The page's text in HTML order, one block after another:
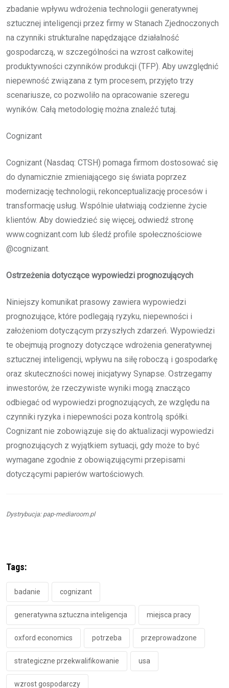
zbadanie wpływu wdrożenia technologii generatywnej
sztucznej inteligencji przez firmy w Stanach Zjednoczonych
na czynniki strukturalne napędzające działalność
gospodarczą, w szczególności na wzrost całkowitej
produktywności czynników produkcji (TFP). Aby uwzględnić
niepewność związana z tym procesem, przyjęto trzy
scenariusze, co pozwoliło na opracowanie szeregu
wyników. Całą metodologię można znaleźć tutaj.
Cognizant
Cognizant (Nasdaq: CTSH) pomaga firmom dostosować się
do dynamicznie zmieniającego się świata poprzez
modernizację technologii, rekonceptualizację procesów i
transformację usług. Wspólnie ułatwiają codzienne życie
klientów. Aby dowiedzieć się więcej, odwiedź stronę
www.cognizant.com lub śledź profile społecznościowe
@cognizant.
Ostrzeżenia dotyczące wypowiedzi prognozujących
Niniejszy komunikat prasowy zawiera wypowiedzi
prognozujące, które podlegają ryzyku, niepewności i
założeniom dotyczącym przyszłych zdarzeń. Wypowiedzi
te obejmują prognozy dotyczące wdrożenia generatywnej
sztucznej inteligencji, wpływu na siłę roboczą i gospodarkę
oraz skuteczności nowej inicjatywy Synapse. Ostrzegamy
inwestorów, że rzeczywiste wyniki mogą znacząco
odbiegać od wypowiedzi prognozujących, ze względu na
czynniki ryzyka i niepewności poza kontrolą spółki.
Cognizant nie zobowiązuje się do aktualizacji wypowiedzi
prognozujących z wyjątkiem sytuacji, gdy może to być
wymagane zgodnie z obowiązującymi przepisami
dotyczącymi papierów wartościowych.
Dystrybucja: pap-mediaroom.pl
Tags:
badanie cognizant
generatywna sztuczna inteligencja miejsca pracy
oxford economics potrzeba przeprowadzone
strategiczne przekwalifikowanie usa
wzrost gospodarczy